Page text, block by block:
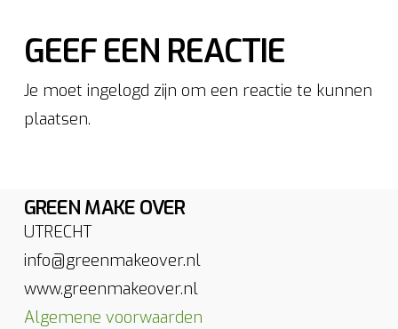
GEEF EEN REACTIE
Je moet ingelogd zijn om een reactie te kunnen
plaatsen.
GREEN MAKE OVER
UTRECHT
info@greenmakeover.nl
www.greenmakeover.nl
Algemene voorwaarden